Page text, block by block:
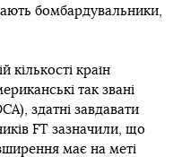
бомбардувальники,
кількості країн
так звані
здатні завдавати
FT зазначили, що
має на меті